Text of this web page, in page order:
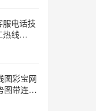
电话技
热线
图彩宝网
图带连线